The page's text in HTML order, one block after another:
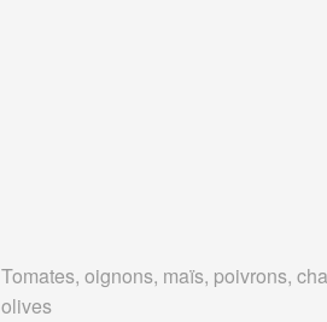
Tomates, oignons, maïs, poivrons,
olives